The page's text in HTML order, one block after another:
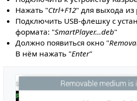
Нажать "Ctrl+F12" для выхода
Подключить USB-флешку с
формата: "SmartPlayer...deb"
Должно появиться окно "
В нём нажать "Enter"